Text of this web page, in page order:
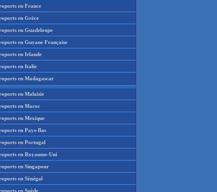
en France
en Grèce
en Guadeloupe
en Guyane Française
en Irlande
en Italie
en Madagascar
en Malaisie
en Maroc
en Mexique
en Pays-Bas
en Portugal
en Royaume-Uni
en Singapour
en Sénégal
en Suède